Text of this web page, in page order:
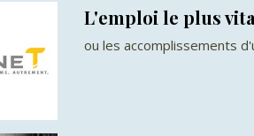
L'emploi le plus
ou les accomplissements